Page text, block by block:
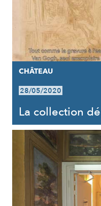
CHÂTEAU
28/05/2020
La collection